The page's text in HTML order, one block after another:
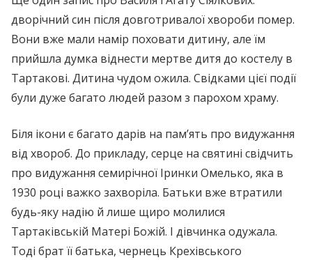
дворічний син після довготривалої хвороби помер.
Вони вже мали намір поховати дитину, але їм
прийшла думка віднести мертве дитя до костелу в
Тартакові. Дитина чудом ожила. Свідками цієї події
були дуже багато людей разом з парохом храму.
Біля ікони є багато дарів на пам’ять про видужання
від хвороб. До прикладу, серце на святині свідчить
про видужання семирічної Іринки Омелько, яка в
1930 році важко захворіла. Батьки вже втратили
будь-яку надію й лише щиро молилися
Тартаківській Матері Божій. І дівчинка одужала.
Тоді брат її батька, чернець Крехівського